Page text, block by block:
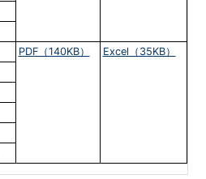
PDF（140KB）
Excel（35KB）